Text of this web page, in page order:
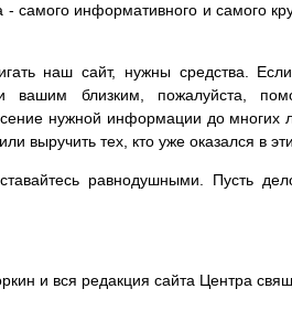
самого информативного и самого
наш сайт, нужны средства.
близким, пожалуйста,
нужной информации до многих
выручить тех, кто уже оказался в
равнодушными. Пусть дело
и вся редакция сайта Центра